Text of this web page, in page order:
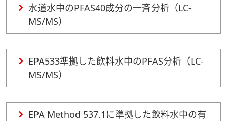
水道水中のPFAS40成分の一斉分析（LC-
MS/MS）
EPA533準拠した飲料水中のPFAS分析（LC-
MS/MS）
EPA Method 537.1に準拠した飲料水中の有